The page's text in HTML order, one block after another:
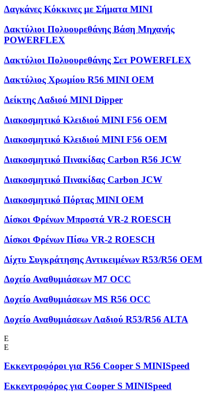
Δαγκάνες Κόκκινες με Σήματα MINI
Δακτύλιοι Πολυουρεθάνης Βάση Μηχανής
POWERFLEX
Δακτύλιοι Πολυουρεθάνης Σετ POWERFLEX
Δακτύλιος Χρωμίου R56 MINI OEM
Δείκτης Λαδιού MINI Dipper
Διακοσμητικό Κλειδιού MINI F56 OEM
Διακοσμητικό Κλειδιού MINI F56 OEM
Διακοσμητικό Πινακίδας Carbon R56 JCW
Διακοσμητικό Πινακίδας Carbon JCW
Διακοσμητικό Πόρτας MINI OEM
Δίσκοι Φρένων Μπροστά VR-2 ROESCH
Δίσκοι Φρένων Πίσω VR-2 ROESCH
Δίχτυ Συγκράτησης Αντικειμένων R53/R56 OEM
Δοχείο Αναθυμιάσεων M7 OCC
Δοχείο Αναθυμιάσεων MS R56 OCC
Δοχείο Αναθυμιάσεων Λαδιού R53/R56 ALTA
Ε
Ε
Εκκεντροφόροι για R56 Cooper S MINISpeed
Εκκεντροφόρος για Cooper S MINISpeed